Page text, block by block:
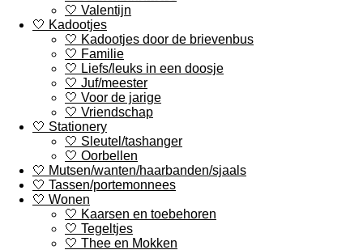
🤍 Valentijn
🤍 Kadootjes
🤍 Kadootjes door de brievenbus
🤍 Familie
🤍 Liefs/leuks in een doosje
🤍 Juf/meester
🤍 Voor de jarige
🤍 Vriendschap
🤍 Stationery
🤍 Sleutel/tashanger
🤍 Oorbellen
🤍 Mutsen/wanten/haarbanden/sjaals
🤍 Tassen/portemonnees
🤍 Wonen
🤍 Kaarsen en toebehoren
🤍 Tegeltjes
🤍 Thee en Mokken